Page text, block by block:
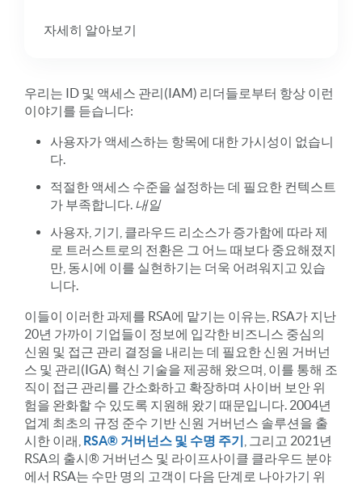
자세히 알아보기
우리는 ID 및 액세스 관리(IAM) 리더들로부터 항상 이런
이야기를 듣습니다:
사용자가 액세스하는 항목에 대한 가시성이 없습니
다.
적절한 액세스 수준을 설정하는 데 필요한 컨텍스트
가 부족합니다. 내일
사용자, 기기, 클라우드 리소스가 증가함에 따라 제
로 트러스트로의 전환은 그 어느 때보다 중요해졌지
만, 동시에 이를 실현하기는 더욱 어려워지고 있습
니다.
이들이 이러한 과제를 RSA에 맡기는 이유는, RSA가 지난
20년 가까이 기업들이 정보에 입각한 비즈니스 중심의
신원 및 접근 관리 결정을 내리는 데 필요한 신원 거버넌
스 및 관리(IGA) 혁신 기술을 제공해 왔으며, 이를 통해 조
직이 접근 관리를 간소화하고 확장하며 사이버 보안 위
험을 완화할 수 있도록 지원해 왔기 때문입니다. 2004년
업계 최초의 규정 준수 기반 신원 거버넌스 솔루션을 출
시한 이래, RSA® 거버넌스 및 수명 주기 , 그리고 2021년
RSA의 출시® 거버넌스 및 라이프사이클 클라우드 분야
에서 RSA는 수만 명의 고객이 다음 단계로 나아가기 위